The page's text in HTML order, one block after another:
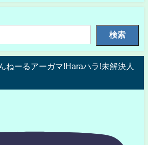
検索
ねーるアーガマ!Haraハラ!未解決人